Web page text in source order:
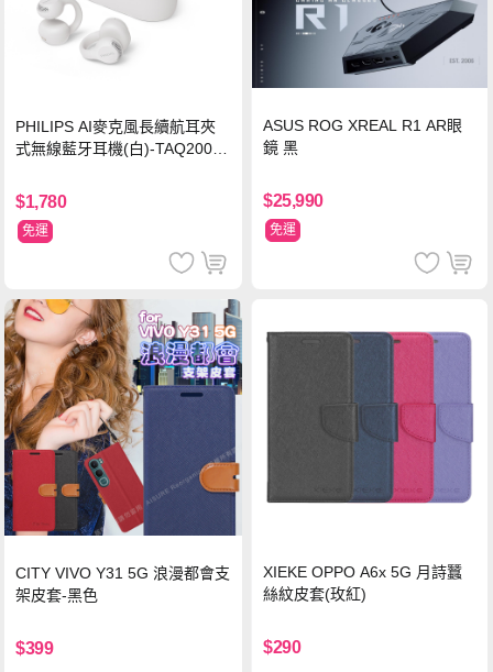
PHILIPS AI麥克風長續航耳夾
式無線藍牙耳機(白)-TAQ2000
$1,780
免運
ASUS ROG XREAL R1 AR眼
鏡 黑
$25,990
免運
CITY VIVO Y31 5G 浪漫都會支
架皮套-黑色
$399
XIEKE OPPO A6x 5G 月詩蠶
絲紋皮套(玫紅)
$290